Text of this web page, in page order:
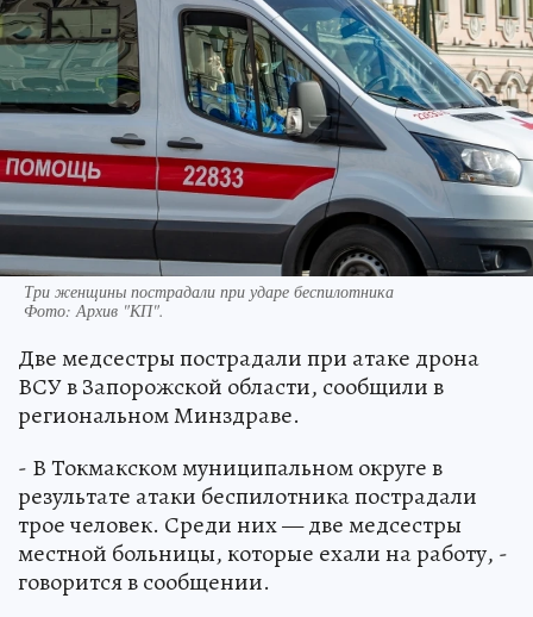
Три женщины пострадали при ударе беспилотника
Фото:Архив "КП".
Две медсестры пострадали при атаке дрона
ВСУ в Запорожской области, сообщили в
региональном Минздраве.
- В Токмакском муниципальном округе в
результате атаки беспилотника пострадали
трое человек. Среди них — две медсестры
местной больницы, которые ехали на работу, -
говорится в сообщении.